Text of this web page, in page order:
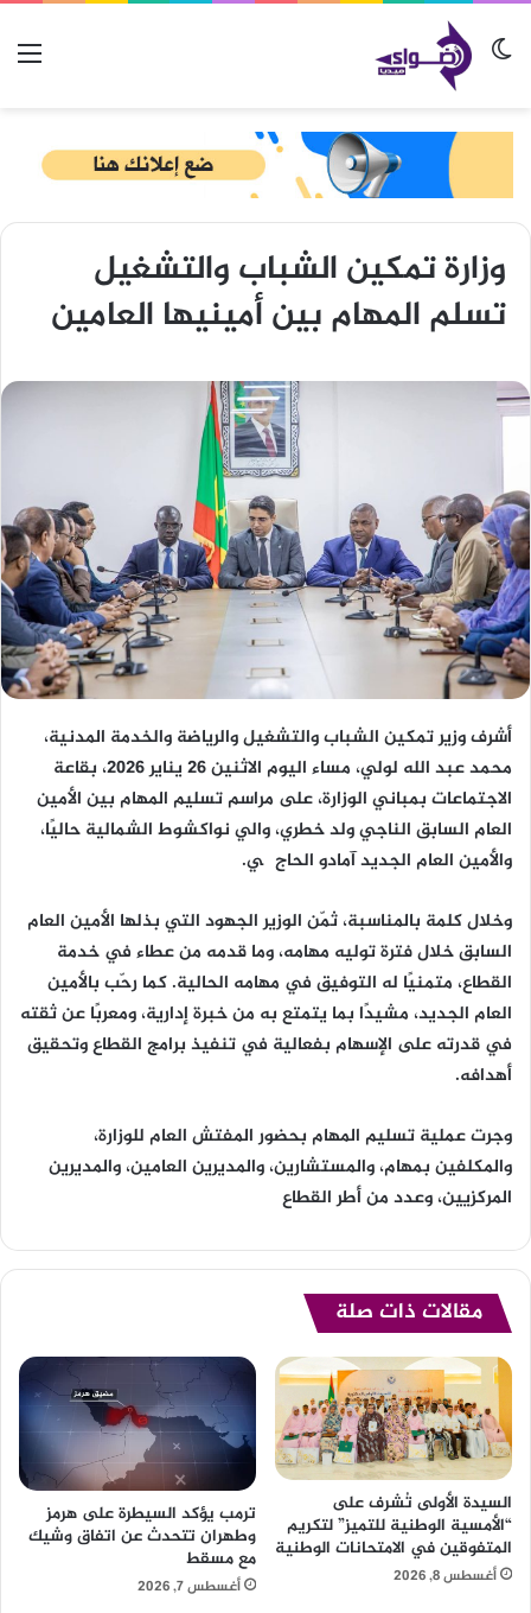
الوضع المظلم
وزارة تمكين الشباب والتشغيل
تسلم المهام بين أمينيها العامين
أشرف وزير تمكين الشباب والتشغيل والرياضة والخدمة المدنية،
محمد عبد الله لولي، مساء اليوم الاثنين 26 يناير 2026، بقاعة
الاجتماعات بمباني الوزارة، على مراسم تسليم المهام بين الأمين
العام السابق الناجي ولد خطري، والي نواكشوط الشمالية حاليًا،
والأمين العام الجديد آمادو الحاج گي.
وخلال كلمة بالمناسبة، ثمّن الوزير الجهود التي بذلها الأمين العام
السابق خلال فترة توليه مهامه، وما قدمه من عطاء في خدمة
القطاع، متمنيًا له التوفيق في مهامه الحالية. كما رحّب بالأمين
العام الجديد، مشيدًا بما يتمتع به من خبرة إدارية، ومعربًا عن ثقته
في قدرته على الإسهام بفعالية في تنفيذ برامج القطاع وتحقيق
أهدافه.
وجرت عملية تسليم المهام بحضور المفتش العام للوزارة،
والمكلفين بمهام، والمستشارين، والمديرين العامين، والمديرين
المركزيين، وعدد من أطر القطاع
مقالات ذات صلة
السيدة الأولى تُشرف على
“الأمسية الوطنية للتميز” لتكريم
المتفوقين في الامتحانات الوطنية
أغسطس 8, 2026
ترمب يؤكد السيطرة على هرمز
وطهران تتحدث عن اتفاق وشيك
مع مسقط
أغسطس 7, 2026